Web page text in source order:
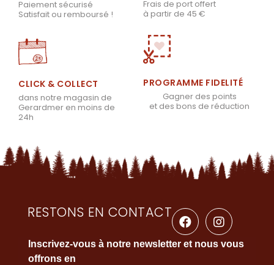
Paiement sécurisé
Satisfait ou remboursé !
Frais de port offert
à partir de 45 €
CLICK & COLLECT
dans notre magasin de
Gerardmer en moins de
24h
PROGRAMME FIDELITÉ
Gagner des points
et des bons de réduction
RESTONS EN CONTACT
Inscrivez-vous à notre newsletter et nous vous
offrons en